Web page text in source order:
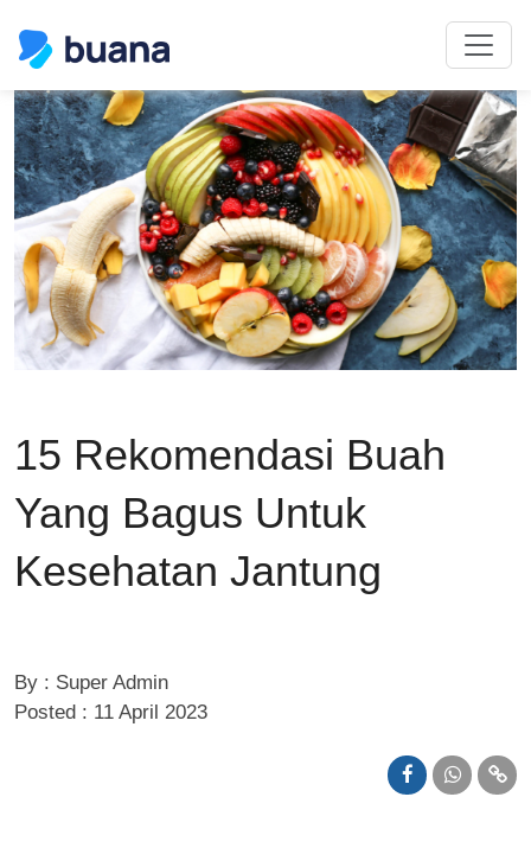
15 Rekomendasi Buah
Yang Bagus Untuk
Kesehatan Jantung
By : Super Admin
Posted : 11 April 2023